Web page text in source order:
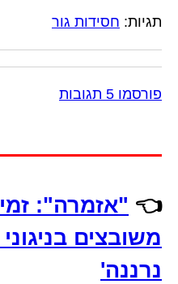
תגיות: חסידות גור
פורסמו 5 תגובות
👈 "אזמרה":
משובצים
נרננה'